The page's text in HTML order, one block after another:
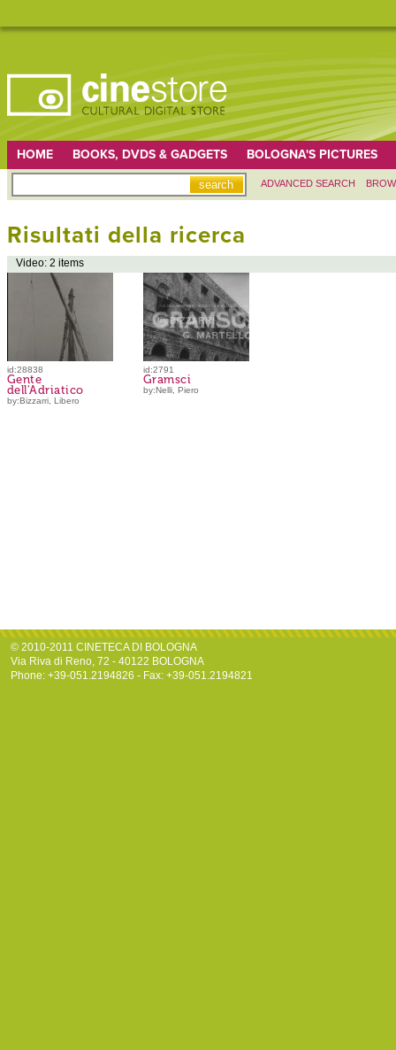
HOME BOOKS, DVDS & GADGETS BOLOGNA'S PICTURES
ADVANCED SEARCH
Risultati della ricerca
Video: 2 items
id:28838
Gente
dell'Adriatico
by:Bizzarri, Libero
id:2791
Gramsci
by:Nelli, Piero
© 2010-2011 CINETECA DI BOLOGNA
Via Riva di Reno, 72 - 40122 BOLOGNA
Phone: +39-051.2194826 - Fax: +39-051.2194821